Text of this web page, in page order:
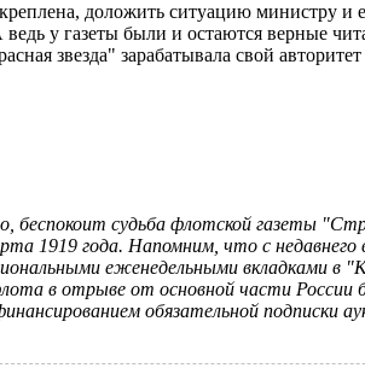
доложить ситуацию министру и
у газеты были и остаются верные
звезда" зарабатывала свой
беспокоит судьба флотской газеты
1919 года. Напомним, что с недавнего
еженедельными вкладками в
в отрыве от основной части России
обязательной подписки